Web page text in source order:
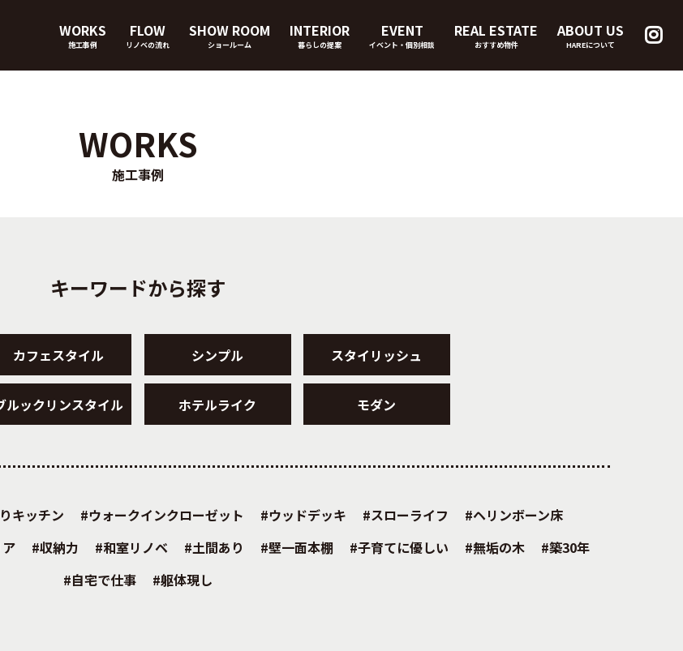
WORKS
施工事例
FLOW
リノベの流れ
SHOW ROOM
ショールーム
INTERIOR
暮らしの提案
EVENT
イベント・個別相談
REAL ESTATE
おすすめ物件
ABOUT US
HAREについて
WORKS
施工事例
キーワードから探す
カフェスタイル シンプル スタイリッシュ
ルックリンスタイル ホテルライク モダン
キッチン ウォークインクローゼット ウッドデッキ スローライフ
ヘリンボーン床
収納力 和室リノベ 土間あり 壁一面本棚 子育てに優しい 無垢の木
築30年
自宅で仕事
躯体現し